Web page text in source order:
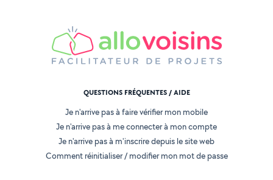
QUESTIONS FRÉQUENTES / AIDE
Je n'arrive pas à faire vérifier mon mobile
Je n'arrive pas à me connecter à mon compte
Je n'arrive pas à m'inscrire depuis le site web
Comment réinitialiser / modifier mon mot de passe